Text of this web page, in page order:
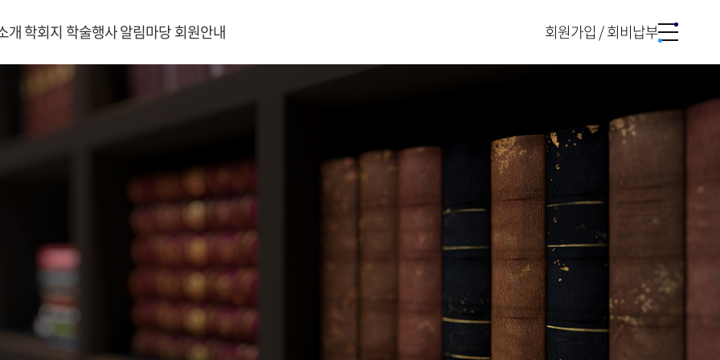
개학회지 학술행사알림마당회원안내 회원가입 / 회비납부